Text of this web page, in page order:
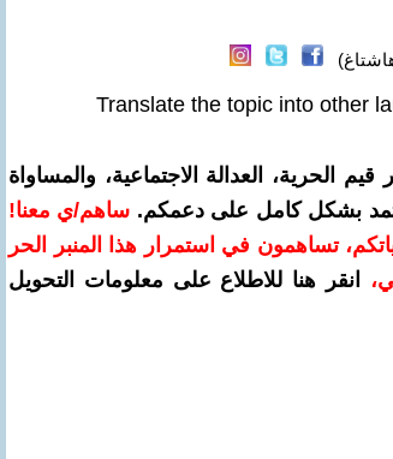
Translate the topic into other
العدالة الاجتماعية، والمساواة
بشكل كامل على دعمكم. ساهم/ي معنا!
إمكانياتكم، تساهمون في استمرار هذا المنبر الحر
،
انقر هنا للاطلاع على معلومات التحويل